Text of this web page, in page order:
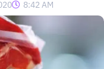
8:42 AM